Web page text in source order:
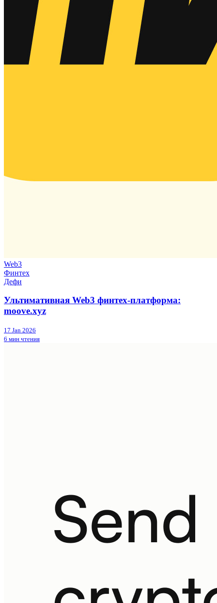
Web3
Финтех
Дефи
Ультимативная Web3 финтех-платформа:
moove.xyz
17 Jan 2026
6 мин чтения